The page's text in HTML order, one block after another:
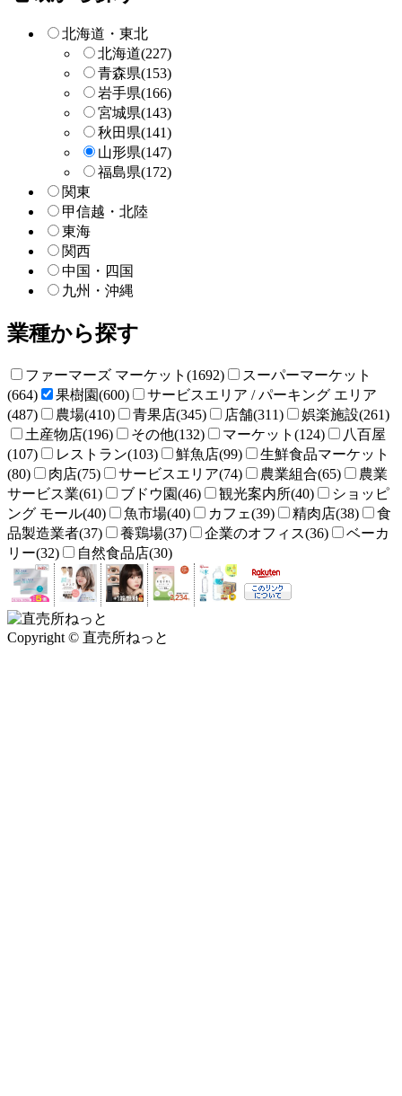
北海道・東北
北海道(227)
青森県(153)
岩手県(166)
宮城県(143)
秋田県(141)
山形県(147)
福島県(172)
関東
甲信越・北陸
東海
関西
中国・四国
九州・沖縄
業種から探す
ファーマーズ マーケット(1692)
スーパーマーケット
(664)
果樹園(600)
サービスエリア / パーキング エリア
(487)
農場(410) 青果店(345) 店舗(311)
娯楽施設(261)
土産物店(196)
その他(132) マーケット(124)
八百屋
(107)
レストラン(103) 鮮魚店(99)
生鮮食品マーケット
(80)
肉店(75) サービスエリア(74) 農業組合(65)
農業
サービス業(61)
ブドウ園(46) 観光案内所(40)
ショッピ
ング モール(40)
魚市場(40) カフェ(39) 精肉店(38)
食
品製造業者(37)
養鶏場(37) 企業のオフィス(36)
ベーカ
リー(32)
自然食品店(30)
Copyright © 直売所ねっと